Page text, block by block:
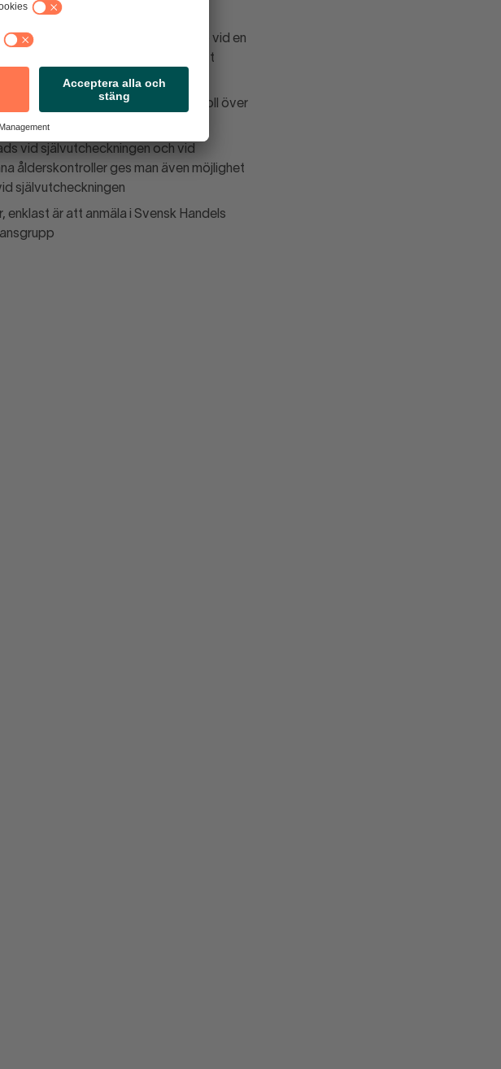
att samtliga varor ska packas upp vid en
ska uppvisas. Det är alltid lättare att
då man på så sätt har större kontroll över
korgen
vid självutcheckningen och vid
ålderskontroller ges man även möjlighet
självutcheckningen
enklast är att anmäla i Svensk Handels